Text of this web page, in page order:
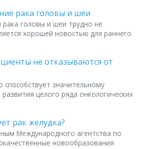
рака головы и шеи
головы и шеи трудно не
хорошей новостью для раннего
не отказываются от
способствует значительному
целого ряда онкологических
рак желудка?
Международного агентства по
новообразования